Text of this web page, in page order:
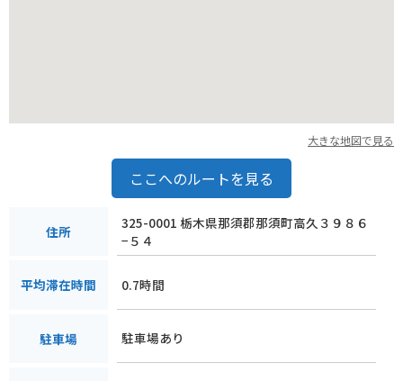
大きな地図で見る
ここへのルートを見る
住所
325-0001 栃木県那須郡那須町高久３９８６
−５４
平均滞在時間 0.7時間
駐車場 駐車場あり